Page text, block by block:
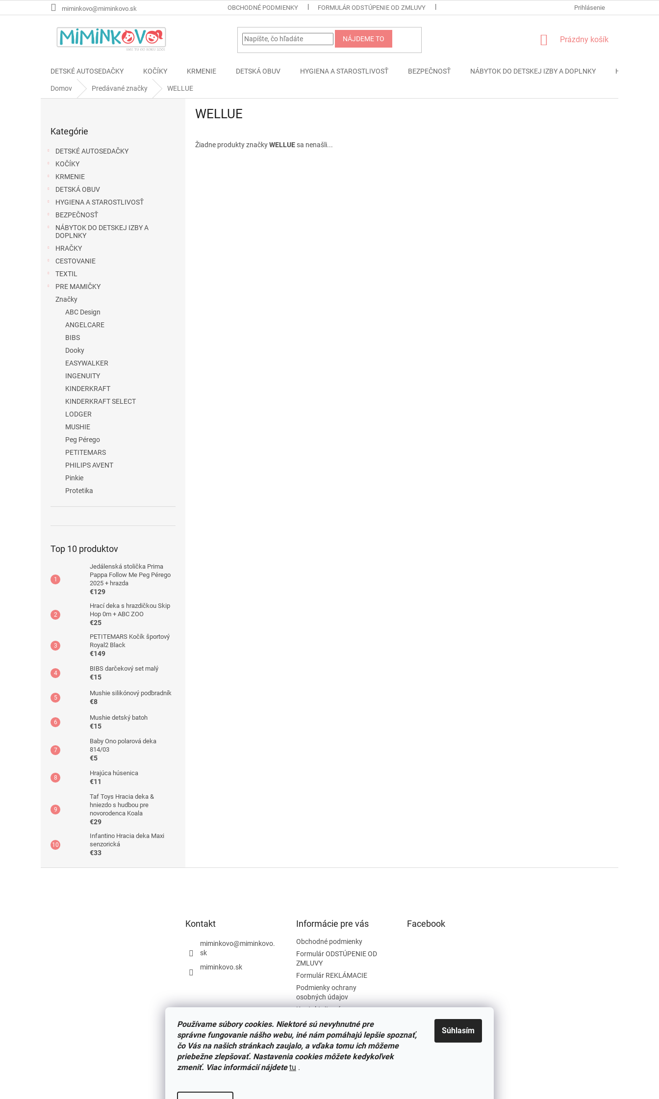
Používame súbory cookies. Niektoré sú nevyhnutné pre
správne fungovanie nášho webu, iné nám pomáhajú lepšie spoznať,
čo Vás na našich stránkach zaujalo, a vďaka tomu ich môžeme
priebežne zlepšovať. Nastavenia cookies môžete kedykoľvek
zmeniť. Viac informácií nájdete tu .
Súhlasím
na
miminkovo@miminkovo.sk OBCHODNÉ PODMIENKY FORMULÁR ODSTÚPENIE OD ZMLUVY PODMIENKY OCHRANY OSOBNÝCH
Prihlásenie
NÁJDEME TO
NÁKUPNÝ
Prázdny košík
DETSKÉ AUTOSEDAČKY KOČÍKY KRMENIE DETSKÁ OBUV HYGIENA A STAROSTLIVOSŤ BEZPEČNOSŤ NÁBYTOK DO DETSKEJ IZBY A DOPLNKY HRAČKY
Domov Predávané značky WELLUE
kategórie
Kategórie
DETSKÉ AUTOSEDAČKY
KOČÍKY
KRMENIE
DETSKÁ OBUV
HYGIENA A STAROSTLIVOSŤ
BEZPEČNOSŤ
NÁBYTOK DO DETSKEJ IZBY A
DOPLNKY
HRAČKY
CESTOVANIE
TEXTIL
PRE MAMIČKY
Značky
ABC Design
ANGELCARE
BIBS
Dooky
EASYWALKER
INGENUITY
KINDERKRAFT
KINDERKRAFT SELECT
LODGER
MUSHIE
Peg Pérego
PETITEMARS
PHILIPS AVENT
Pinkie
Protetika
Top 10 produktov
Jedálenská stolička Prima
Pappa Follow Me Peg Pérego
2025 + hrazda
€129
Hrací deka s hrazdičkou Skip
Hop 0m + ABC ZOO
€25
PETITEMARS Kočík športový
Royal2 Black
€149
BIBS darčekový set malý
€15
Mushie silikónový podbradník
€8
Mushie detský batoh
€15
Baby Ono polarová deka
814/03
€5
Hrajúca húsenica
€11
Taf Toys Hracia deka &
hniezdo s hudbou pre
novorodenca Koala
€29
Infantino Hracia deka Maxi
senzorická
€33
WELLUE
Žiadne produkty značkyWELLUE sa nenašli...
Kontakt
miminkovo@miminkovo.
sk
miminkovo.sk
Informácie pre vás
Obchodné podmienky
Formulár ODSTÚPENIE OD
ZMLUVY
Formulár REKLÁMACIE
Podmienky ochrany
osobných údajov
Kontaktujte nás
Tabuľka veľkostí
Nariadenie SOI o stiahnutí
výrobkov
Reklamačný poriadok
Zásady súborov COOKIES
Facebook